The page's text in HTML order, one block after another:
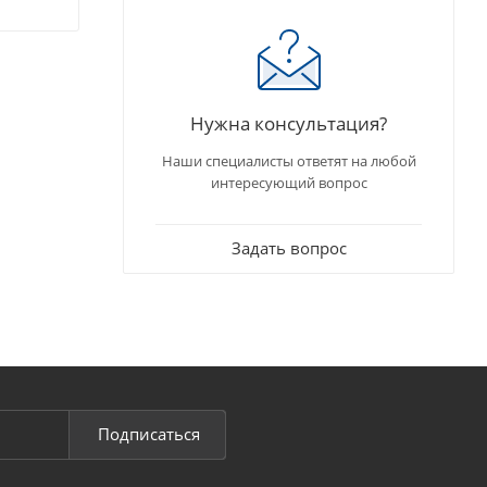
Нужна консультация?
Наши специалисты ответят на любой
интересующий вопрос
Задать вопрос
Подписаться